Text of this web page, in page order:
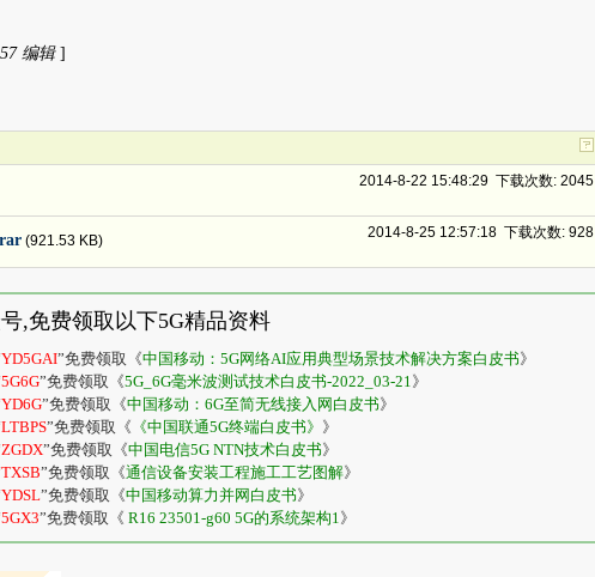
编辑]
2014-8-22 15:48:29 下载次数: 2045
2014-8-25 12:57:18 下载次数: 928
(921.53 KB)
,免费领取以下5G精品资料
YD5GAI”免费领取《中国移动：5G网络AI应用典型场景技术解决方案白皮书》
5G6G”免费领取《5G_6G毫米波测试技术白皮书-2022_03-21》
YD6G”免费领取《中国移动：6G至简无线接入网白皮书》
LTBPS”免费领取《 《中国联通5G终端白皮书》 》
ZGDX”免费领取《中国电信5G NTN技术白皮书》
TXSB”免费领取《通信设备安装工程施工工艺图解》
YDSL”免费领取《中国移动算力并网白皮书》
5GX3”免费领取《 R16 23501-g60 5G的系统架构1》